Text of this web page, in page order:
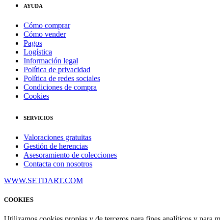
AYUDA
Cómo comprar
Cómo vender
Pagos
Logística
Información legal
Política de privacidad
Política de redes sociales
Condiciones de compra
Cookies
SERVICIOS
Valoraciones gratuitas
Gestión de herencias
Asesoramiento de colecciones
Contacta con nosotros
WWW.SETDART.COM
COOKIES